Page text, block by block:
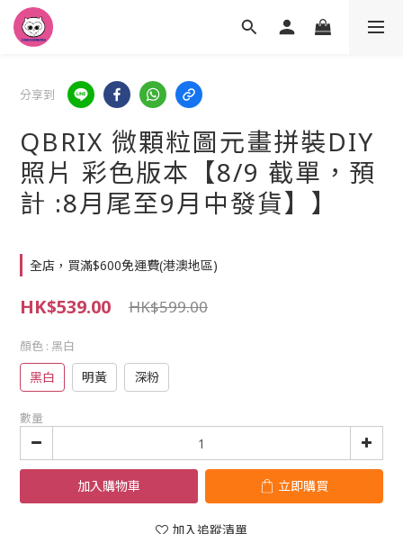
分享到
QBRIX 微顆粒圖元畫拼裝DIY
照片 彩色版本【8/9 截單，預
計 :8月尾至9月中發貨】】
全店，買滿$600免運費(港澳地區)
HK$539.00 HK$599.00
顏色 : 黑白
黑白 明黃 深粉
數量
加入購物車 立即購買
加入追蹤清單